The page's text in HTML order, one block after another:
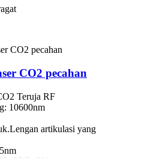
CO2 pecahan
Teruja RF
10600nm
artikulasi yang